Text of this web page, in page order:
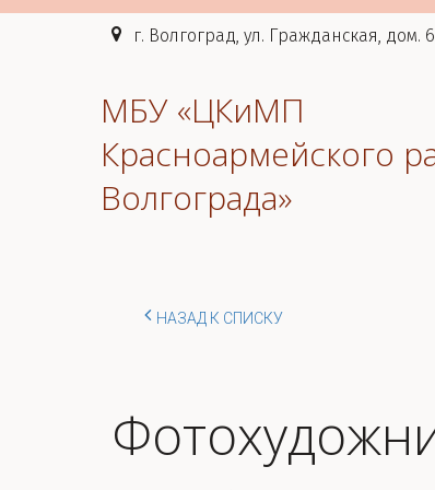
г. Волгоград, ул. Гражданская, дом.
МБУ «ЦКиМП
Красноармейского
Волгограда»
НАЗАД К СПИСКУ